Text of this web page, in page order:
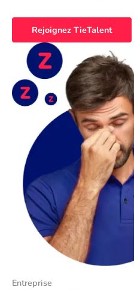
Rejoignez TieTalent
Entreprise